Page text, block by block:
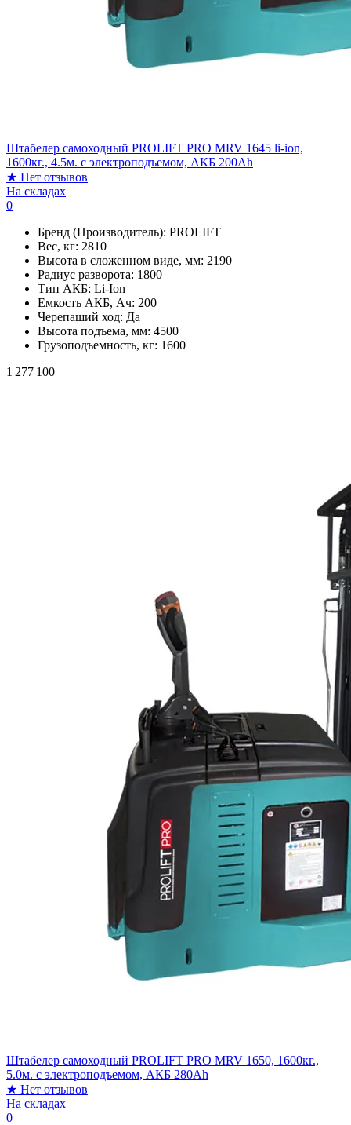
Штабелер самоходный PROLIFT PRO MRV 1645 li-ion,
1600кг., 4.5м. с электроподъемом, АКБ 200Ah
★ Нет отзывов
На складах
0
Бренд (Производитель): PROLIFT
Вес, кг: 2810
Высота в сложенном виде, мм: 2190
Радиус разворота: 1800
Тип АКБ: Li-Ion
Емкость АКБ, Ач: 200
Черепаший ход: Да
Высота подъема, мм: 4500
Грузоподъемность, кг: 1600
1 277 100
Штабелер самоходный PROLIFT PRO MRV 1650, 1600кг.,
5.0м. с электроподъемом, АКБ 280Ah
★ Нет отзывов
На складах
0